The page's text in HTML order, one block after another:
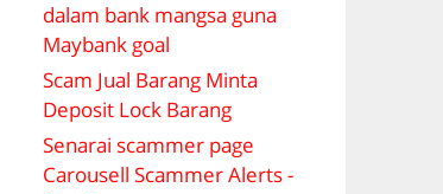
dalam bank mangsa guna
Maybank goal
Scam Jual Barang Minta
Deposit Lock Barang
Senarai scammer page
Carousell Scammer Alerts -